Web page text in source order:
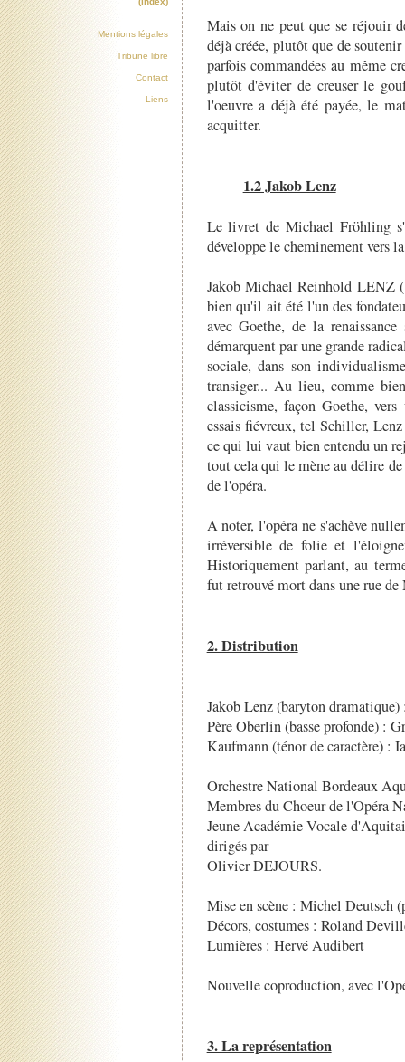
Mais on ne peut que se réjouir
déjà créée, plutôt que de
parfois commandées au même
plutôt d'éviter de creuser le
l'oeuvre a déjà été payée, le
acquitter.
1.2 Jakob Lenz
Le livret de Michael Fröhling
développe le cheminement vers
Jakob Michael Reinhold LENZ
bien qu'il ait été l'un des
avec Goethe, de la
démarquent par une grande
sociale, dans son
transiger... Au lieu, comme
classicisme, façon Goethe,
essais fiévreux, tel Schiller,
ce qui lui vaut bien entendu un
tout cela qui le mène au délire
de l'opéra.
A noter, l'opéra ne s'achève
irréversible de folie et
Historiquement parlant, au
fut retrouvé mort dans une rue de
2. Distribution
Jakob Lenz (baryton dramatique)
Père Oberlin (basse profonde) :
Kaufmann (ténor de caractère) :
Orchestre National Bordeaux
Membres du Choeur de l'Opéra
Jeune Académie Vocale
dirigés par
Olivier DEJOURS.
Mise en scène : Michel Deutsch
Décors, costumes : Roland
Lumières : Hervé Audibert
Nouvelle coproduction, avec
3. La représentation
Mentions légales
Tribune libre
Contact
Liens